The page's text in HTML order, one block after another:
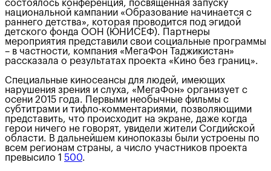
состоялось конференция, посвященная запуску
национальной кампании «Образование начинается с
раннего детства», которая проводится под эгидой
детского фонда ООН (ЮНИСЕФ). Партнеры
мероприятия представили свои социальные программы
– в частности, компания «МегаФон Таджикистан»
рассказала о результатах проекта «Кино без границ».
Специальные киносеансы для людей, имеющих
нарушения зрения и слуха, «МегаФон» организует с
осени 2015 года. Первыми необычные фильмы с
субтитрами и тифло-комментариями, позволяющими
представить, что происходит на экране, даже когда
герои ничего не говорят, увидели жители Согдийской
области. В дальнейшем кинопоказы были устроены по
всем регионам страны, а число участников проекта
превысило 1 500.